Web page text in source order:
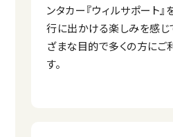
ンタカー『ウィルサポート』
行に出かける楽しみを感じ
ざまな目的で多くの方にご
す。